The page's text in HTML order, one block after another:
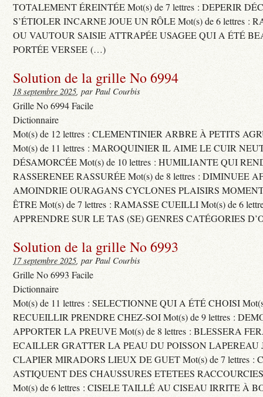
TOTALEMENT ÉREINTÉE Mot(s) de 7 lettres : DEPERIR
S’ÉTIOLER INCARNE JOUE UN RÔLE Mot(s) de 6 lettres :
OU VAUTOUR SAISIE ATTRAPÉE USAGEE QUI A ÉTÉ
PORTÉE VERSEE (…)
Solution de la grille No 6994
18 septembre 2025, par Paul Courbis
Grille No 6994 Facile
Dictionnaire
Mot(s) de 12 lettres : CLEMENTINIER ARBRE À PETITS
Mot(s) de 11 lettres : MAROQUINIER IL AIME LE CUIR
DÉSAMORCÉE Mot(s) de 10 lettres : HUMILIANTE QUI
RASSERENEE RASSURÉE Mot(s) de 8 lettres : DIMINUEE
AMOINDRIE OURAGANS CYCLONES PLAISIRS
ÊTRE Mot(s) de 7 lettres : RAMASSE CUEILLI Mot(s) de 6
APPRENDRE SUR LE TAS (SE) GENRES CATÉGORIES
Solution de la grille No 6993
17 septembre 2025, par Paul Courbis
Grille No 6993 Facile
Dictionnaire
Mot(s) de 11 lettres : SELECTIONNE QUI A ÉTÉ CHOISI
RECUEILLIR PRENDRE CHEZ-SOI Mot(s) de 9 lettres :
APPORTER LA PREUVE Mot(s) de 8 lettres : BLESSERA
ECAILLER GRATTER LA PEAU DU POISSON LAPEREAU
CLAPIER MIRADORS LIEUX DE GUET Mot(s) de 7 lettres :
ASTIQUENT DES CHAUSSURES ETETEES
Mot(s) de 6 lettres : CISELE TAILLÉ AU CISEAU IRRITE À